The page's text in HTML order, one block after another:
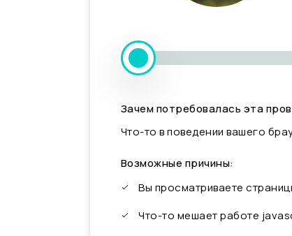
Зачем потребовалась эта
Что-то в поведении вашего
Возможные причины:
Вы просматриваете
Что-то мешает работе